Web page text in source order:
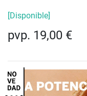
[Disponible]
pvp. 19,00 €